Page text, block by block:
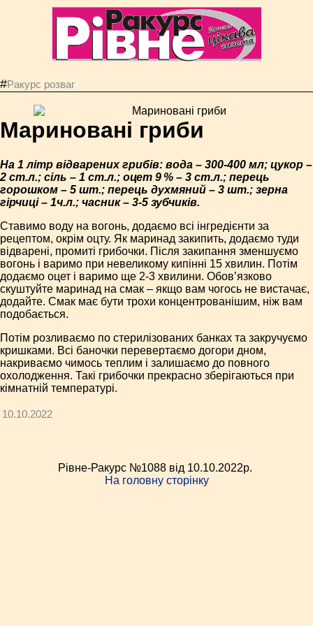
#Ракурс розваг
Мариновані гриби
На 1 літр відварених грибів: вода – 300-400 мл; цукор –
2 ст.л.; сіль – 1 ст.л.; оцет 9 % – 3 ст.л.; перець
горошком – 5 шт.; перець духмяний – 3 шт.; зерна
гірчиці – 1ч.л.; часник – 3-5 зубчиків.
Ставимо воду на вогонь, додаємо всі інгредієнти за
рецептом, окрім оцту. Як маринад закипить, додаємо туди
відварені, промиті грибочки. Після закипання зменшуємо
вогонь і варимо при невеликому кипінні 15 хвилин. Потім
додаємо оцет і варимо ще 2-3 хвилини. Обов’язково
скуштуйте маринад на смак – якщо вам чогось не вистачає,
додайте. Смак має бути трохи концентрованішим, ніж вам
подобається.
Потім розливаємо по стерилізованих банках та закручуємо
кришками. Всі баночки перевертаємо догори дном,
накриваємо чимось теплим і залишаємо до повного
охолодження. Такі грибочки прекрасно зберігаються при
кімнатній температурі.
10.10.2022
Рівне-Ракурс №1088 від 10.10.2022p.
На головну сторінку